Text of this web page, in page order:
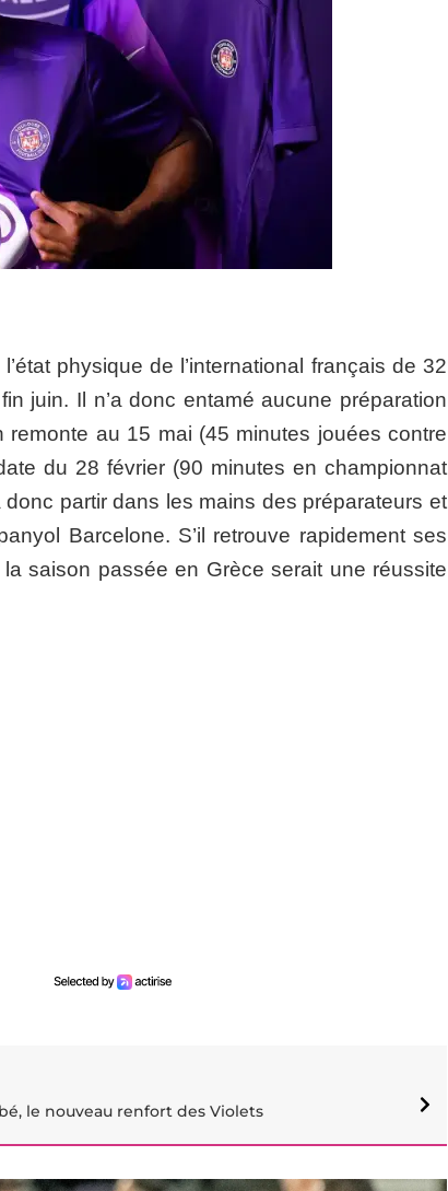
physique de l’international français de 32
juin. Il n’a donc entamé aucune préparation
au 15 mai (45 minutes jouées contre
du 28 février (90 minutes en championnat
partir dans les mains des préparateurs et
Barcelone. S’il retrouve rapidement ses
saison passée en Grèce serait une réussite
le nouveau renfort des Violets